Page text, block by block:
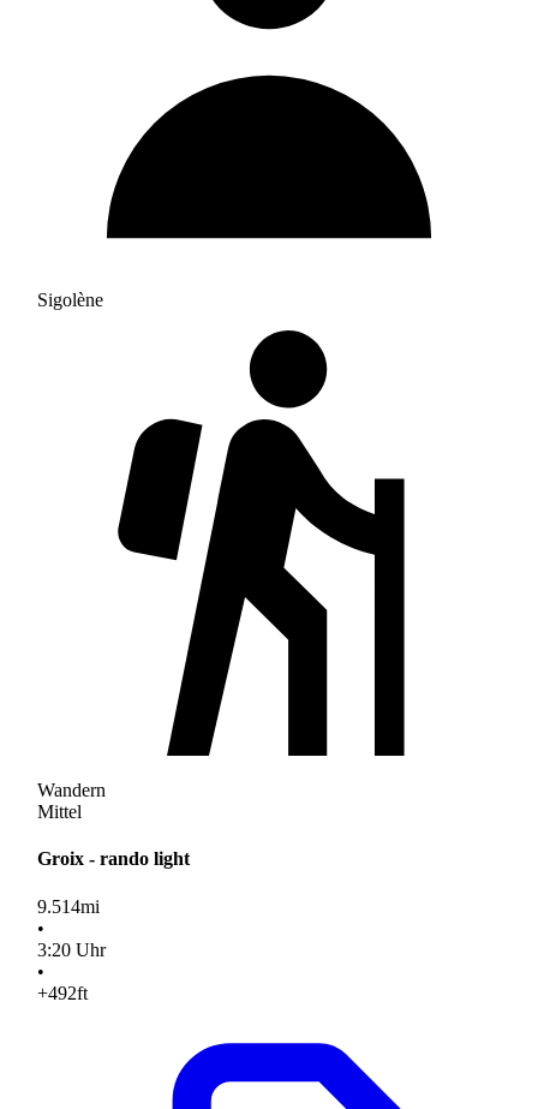
Sigolène
Wandern
Mittel
Groix - rando light
9.514mi
•
3:20Uhr
•
+492ft